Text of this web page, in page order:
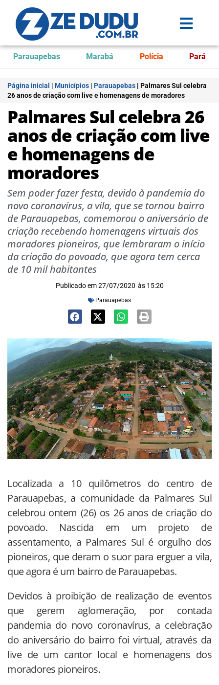
Parauapebas Marabá Polícia Pará
Página inicial | Municípios | Parauapebas | Palmares Sul celebra
26 anos de criação com live e homenagens de moradores
Palmares Sul celebra 26
anos de criação com live
e homenagens de
moradores
Sem poder fazer festa, devido à pandemia do
novo coronavírus, a vila, que se tornou bairro
de Parauapebas, comemorou o aniversário de
criação recebendo homenagens virtuais dos
moradores pioneiros, que lembraram o início
da criação do povoado, que agora tem cerca
de 10 mil habitantes
Publicado em 27/07/2020 às 15:20
Parauapebas
Localizada a 10 quilômetros do centro de
Parauapebas, a comunidade da Palmares Sul
celebrou ontem (26) os 26 anos de criação do
povoado. Nascida em um projeto de
assentamento, a Palmares Sul é orgulho dos
pioneiros, que deram o suor para erguer a vila,
que agora é um bairro de Parauapebas.
Devidos à proibição de realização de eventos
que gerem aglomeração, por contada
pandemia do novo coronavírus, a celebração
do aniversário do bairro foi virtual, através da
live de um cantor local e homenagens dos
moradores pioneiros.